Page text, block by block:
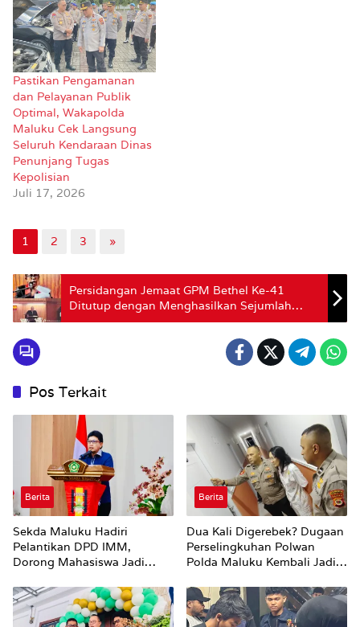
Pastikan Pengamanan
dan Pelayanan Publik
Optimal, Wakapolda
Maluku Cek Langsung
Seluruh Kendaraan Dinas
Penunjang Tugas
Kepolisian
Juli 17, 2026
1 2 3 »
Persidangan Jemaat GPM Bethel Ke-41
Ditutup dengan Menghasilkan Sejumlah
Keputusan
Pos Terkait
Berita
Sekda Maluku Hadiri
Pelantikan DPD IMM,
Dorong Mahasiswa Jadi
Strategis Pemerintah
Berita
Dua Kali Digerebek? Dugaan
Perselingkuhan Polwan
Polda Maluku Kembali Jadi